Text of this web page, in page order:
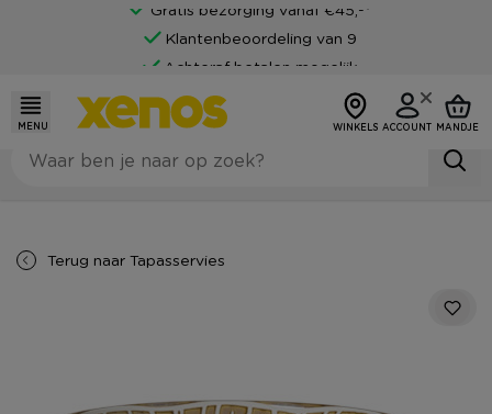
Gratis bezorging vanaf €45,-*
Klantenbeoordeling van 9
Achteraf betalen mogelijk
MENU WINKELS ACCOUNT MANDJE
Terug naar Tapasservies